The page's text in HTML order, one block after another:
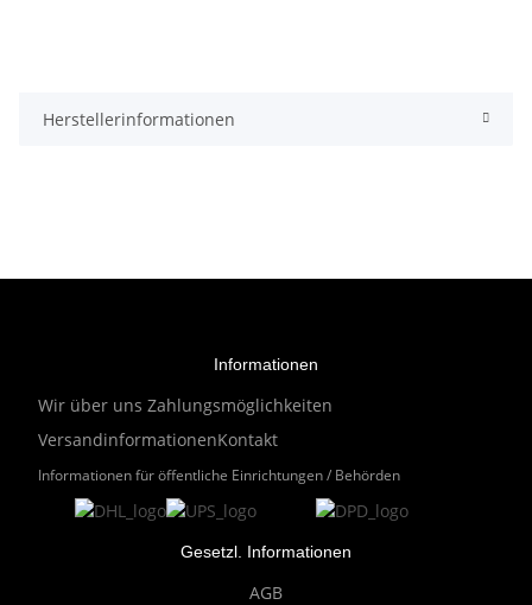
Herstellerinformationen
Informationen
Wir über uns Zahlungsmöglichkeiten
VersandinformationenKontakt
Informationen für öffentliche Einrichtungen / Behörden
Gesetzl. Informationen
AGB